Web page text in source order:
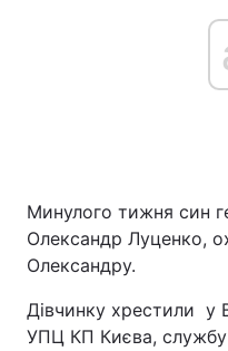
Минулого тижня син
Олександр Луценко,
Олександру.
Дівчинку хрестили у
УПЦ КП Києва,